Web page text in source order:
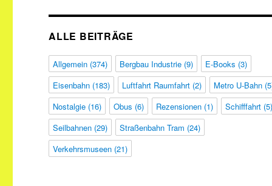
ALLE BEITRÄGE
Allgemein (374) Bergbau Industrie (9) E-Books (3)
Eisenbahn (183) Luftfahrt Raumfahrt (2) Metro U-Bahn
Nostalgie (16) Obus (6) Rezensionen (1) Schifffahrt
Seilbahnen (29) Straßenbahn Tram (24)
Verkehrsmuseen (21)